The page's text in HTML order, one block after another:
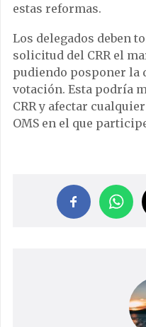
estas reformas.
Los delegados deben
solicitud del CRR el
pudiendo posponer la
votación. Esta podría
CRR y afectar
OMS en el que